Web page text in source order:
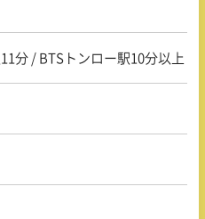
分 / BTSトンロー駅10分以上